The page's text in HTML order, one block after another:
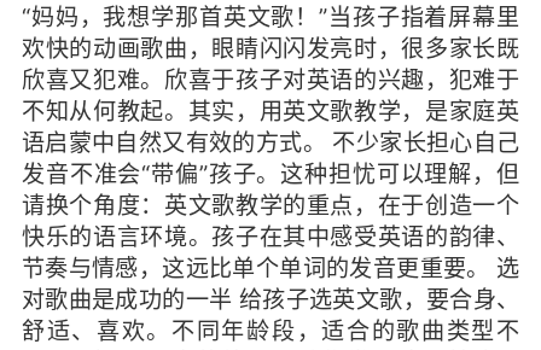
“妈妈，我想学那首英文歌！”当孩子指着屏幕里
欢快的动画歌曲，眼睛闪闪发亮时，很多家长既
欣喜又犯难。欣喜于孩子对英语的兴趣，犯难于
不知从何教起。其实，用英文歌教学，是家庭英
语启蒙中自然又有效的方式。 不少家长担心自己
发音不准会“带偏”孩子。这种担忧可以理解，但
请换个角度：英文歌教学的重点，在于创造一个
快乐的语言环境。孩子在其中感受英语的韵律、
节奏与情感，这远比单个单词的发音更重要。 选
对歌曲是成功的一半 给孩子选英文歌，要合身、
舒适、喜欢。不同年龄段，适合的歌曲类型不